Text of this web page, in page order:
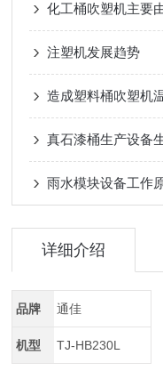
化工桶吹塑机主要
注塑机发展趋势
造成塑料桶吹塑机
真石漆桶生产设备
雨水模块设备工作
详细介绍
品牌 通佳
机型 TJ-HB230L